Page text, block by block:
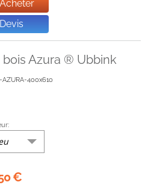
Acheter
Devis
Azura ® Ubbink
AZURA-400x610
€